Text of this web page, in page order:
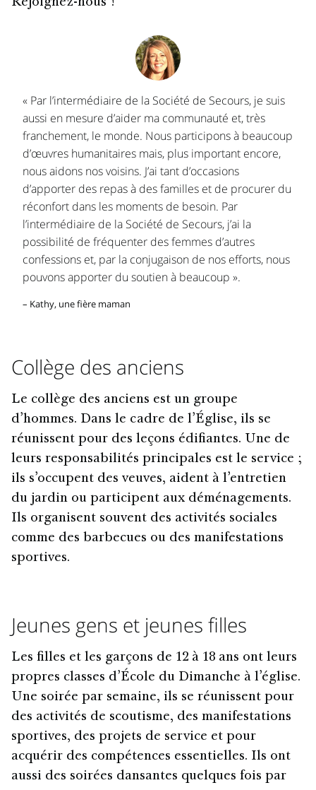
Rejoignez-nous !
« Par l’intermédiaire de la Société de Secours, je suis
aussi en mesure d’aider ma communauté et, très
franchement, le monde. Nous participons à beaucoup
d’œuvres humanitaires mais, plus important encore,
nous aidons nos voisins. J’ai tant d’occasions
d’apporter des repas à des familles et de procurer du
réconfort dans les moments de besoin. Par
l’intermédiaire de la Société de Secours, j’ai la
possibilité de fréquenter des femmes d’autres
confessions et, par la conjugaison de nos efforts, nous
pouvons apporter du soutien à beaucoup ».
– Kathy, une fière maman
Collège des anciens
Le collège des anciens est un groupe
d’hommes. Dans le cadre de l’Église, ils se
réunissent pour des leçons édifiantes. Une de
leurs responsabilités principales est le service ;
ils s’occupent des veuves, aident à l’entretien
du jardin ou participent aux déménagements.
Ils organisent souvent des activités sociales
comme des barbecues ou des manifestations
sportives.
Jeunes gens et jeunes filles
Les filles et les garçons de 12 à 18 ans ont leurs
propres classes d’École du Dimanche à l’église.
Une soirée par semaine, ils se réunissent pour
des activités de scoutisme, des manifestations
sportives, des projets de service et pour
acquérir des compétences essentielles. Ils ont
aussi des soirées dansantes quelques fois par